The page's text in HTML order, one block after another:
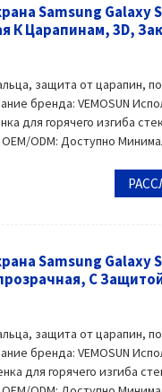
Samsung Galaxy
К Царапинам, 3D,
защита от царапин,
бренда: VEMOSUN
для горячего изгиба
ODM: Доступно
Samsung Galaxy
С
защита от царапин,
бренда: VEMOSUN
для горячего изгиба